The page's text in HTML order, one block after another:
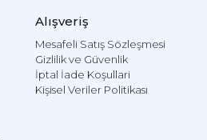
Alışveriş
Mesafeli Satış Sözleşmesi
Gizlilik ve Güvenlik
İptal İade Koşullari
Kişisel Veriler Politikası